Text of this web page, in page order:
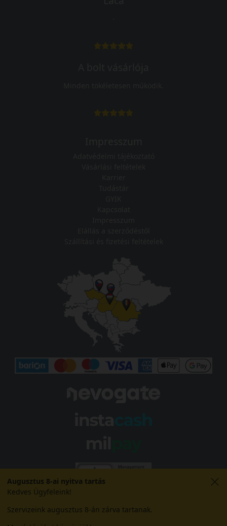
Augusztus 8-ai nyitva tartás
Kedves Ügyfeleink!
Szervizeink augusztus 8-án zárva tartanak.